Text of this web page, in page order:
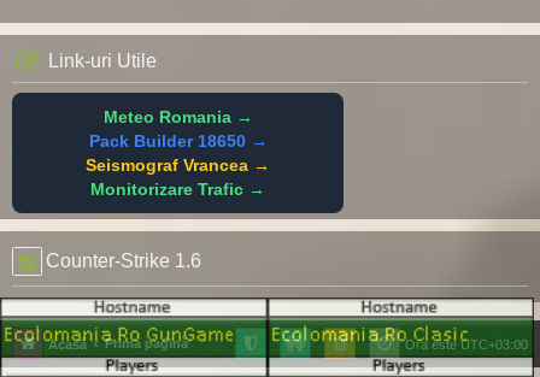
Link-uri Utile
Meteo Romania →
Pack Builder 18650 →
Seismograf Vrancea →
Monitorizare Trafic →
Counter-Strike 1.6
Acasă Prima pagină Ora este UTC+03:00